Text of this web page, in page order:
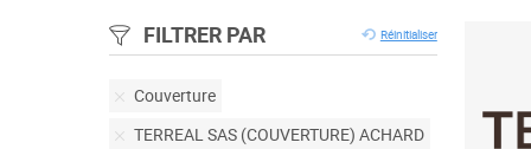
FILTRER PAR Réinitialiser
Retirer
élément
Couverture
Retirer
TERREAL SAS (COUVERTURE) ACHARD